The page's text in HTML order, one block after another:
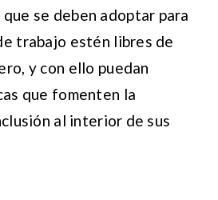
se deben adoptar para
trabajo estén libres de
y con ello puedan
que fomenten la
al interior de sus